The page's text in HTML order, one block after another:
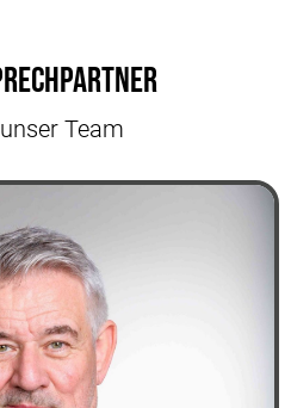
Team